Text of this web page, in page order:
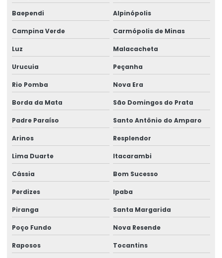
Rótulos Para Garrafas De Bebidas
Rótulos Para Indústria
Rótulos Para Produtos
Rótulos Para Setores Alimentícios
Rótulos Para Varejo Personalizados
Rótulos Personalizados
Rótulos Personalizados Para Negócios
Baependi Alpinópolis
Campina Verde Carmópolis de Minas
Luz Malacacheta
Urucuia Peçanha
Rio Pomba Nova Era
Borda da Mata São Domingos do Prata
Padre Paraíso Santo Antônio do Amparo
Arinos Resplendor
Lima Duarte Itacarambi
Cássia Bom Sucesso
Perdizes Ipaba
Piranga Santa Margarida
Poço Fundo Nova Resende
Raposos Tocantins